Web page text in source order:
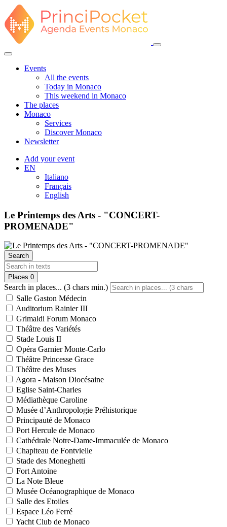
Events
All the events
Today in Monaco
This weekend in Monaco
The places
Monaco
Services
Discover Monaco
Newsletter
Add your event
EN
Italiano
Français
English
Le Printemps des Arts - "CONCERT-
PROMENADE"
Search
Places 0
Search in places... (3 chars min.)
Salle Gaston Médecin
Auditorium Rainier III
Grimaldi Forum Monaco
Théâtre des Variétés
Stade Louis II
Opéra Garnier Monte-Carlo
Théâtre Princesse Grace
Théâtre des Muses
Agora - Maison Diocésaine
Eglise Saint-Charles
Médiathèque Caroline
Musée d’Anthropologie Préhistorique
Principauté de Monaco
Port Hercule de Monaco
Cathédrale Notre-Dame-Immaculée de Monaco
Chapiteau de Fontvielle
Stade des Moneghetti
Fort Antoine
La Note Bleue
Musée Océanographique de Monaco
Salle des Etoiles
Espace Léo Ferré
Yacht Club de Monaco